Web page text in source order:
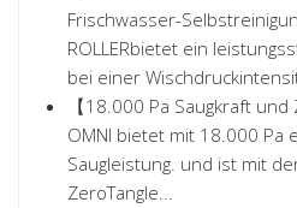
Frischwasser-
ROLLERbietet ein
bei einer
【18.000 Pa Saugkraft
OMNI bietet mit 18.000 Pa
Saugleistung. und ist mit
ZeroTangle...